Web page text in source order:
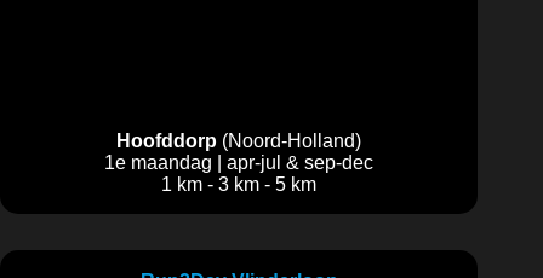
Hoofddorp (Noord-Holland)
1e maandag | apr-jul & sep-dec
1 km - 3 km - 5 km